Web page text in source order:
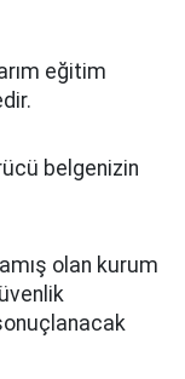
eğitim
belgenizin
olan kurum